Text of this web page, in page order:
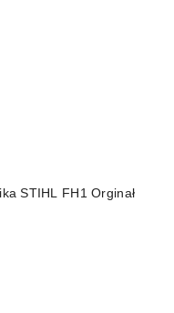
STIHL FH1 Orginał